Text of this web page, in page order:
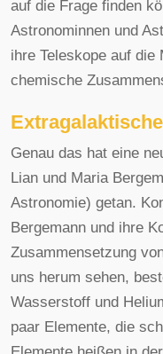
auf die Frage finden
Astronominnen und
ihre Teleskope auf
chemische
Genau das hat eine
Lian und Maria
Astronomie) getan.
Bergemann und ihre
Zusammensetzung
uns herum sehen,
Wasserstoff und
paar Elemente, die